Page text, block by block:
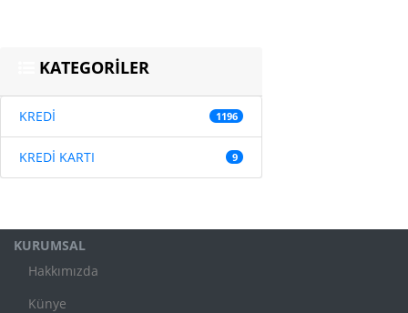
KATEGORİLER
KREDİ 1196
KREDİ KARTI 9
KURUMSAL
Hakkımızda
Künye